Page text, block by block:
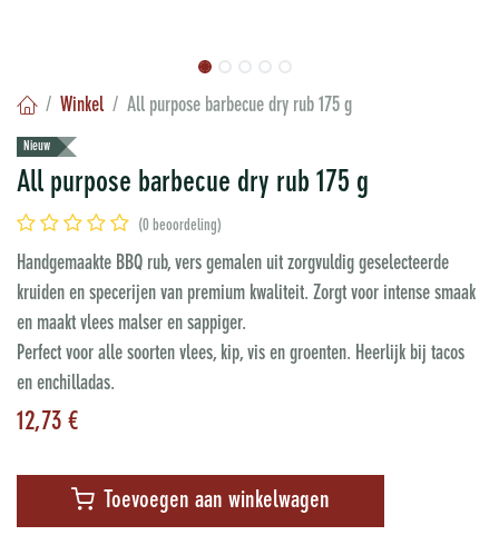
Winkel All purpose barbecue dry rub 175 g
Nieuw
All purpose barbecue dry rub 175 g
(0 beoordeling)
Handgemaakte BBQ rub, vers gemalen uit zorgvuldig geselecteerde
kruiden en specerijen van premium kwaliteit. Zorgt voor intense smaak
en maakt vlees malser en sappiger.
Perfect voor alle soorten vlees, kip, vis en groenten. Heerlijk bij tacos
en enchilladas.
12,73 €
Toevoegen aan winkelwagen